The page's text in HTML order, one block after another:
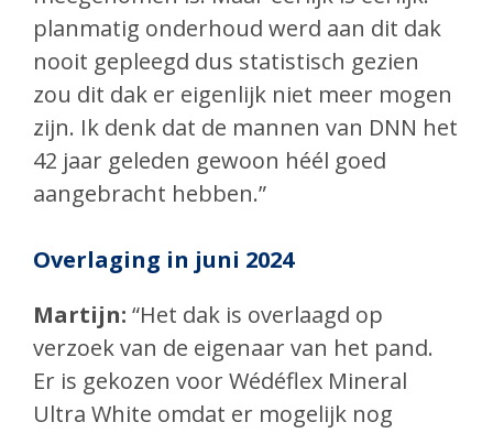
planmatig onderhoud werd aan dit dak
nooit gepleegd dus statistisch gezien
zou dit dak er eigenlijk niet meer mogen
zijn. Ik denk dat de mannen van DNN het
42 jaar geleden gewoon héél goed
aangebracht hebben.”
Overlaging in juni 2024
Martijn: “Het dak is overlaagd op
verzoek van de eigenaar van het pand.
Er is gekozen voor Wédéflex Mineral
Ultra White omdat er mogelijk nog